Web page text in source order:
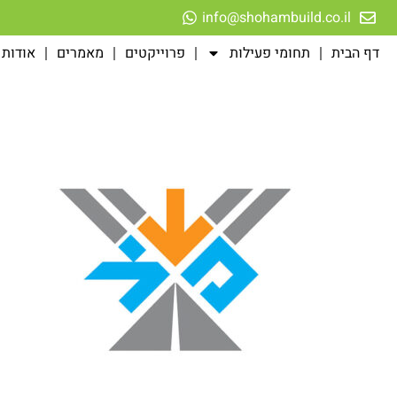
לתוכן
info@shohambuild.co.il
דף הבית
תחומי פעילות פרוייקטים מאמרים אודות